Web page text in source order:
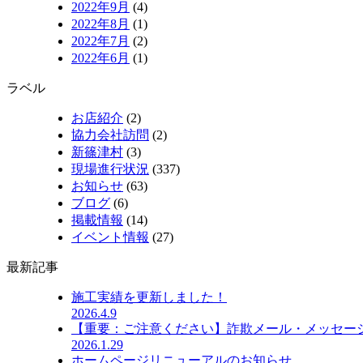
2022年9月 (4)
2022年8月 (1)
2022年7月 (2)
2022年6月 (1)
ラベル
お店紹介 (2)
協力会社訪問 (2)
新篠津村 (3)
現場進行状況 (337)
お知らせ (63)
ブログ (6)
掲載情報 (14)
イベント情報 (27)
最新記事
施工実績を更新しました！
2026.4.9
【重要：ご注意ください】詐欺メール・メッセー
2026.1.29